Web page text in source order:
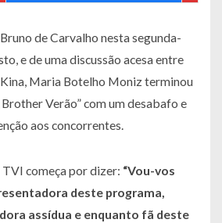
de Carvalho nesta segunda-
e de uma discussão acesa entre
Maria Botelho Moniz terminou
Brother Verão” com um desabafo e
aos concorrentes.
começa por dizer: “Vou-vos
deste programa,
assídua e enquanto fã deste